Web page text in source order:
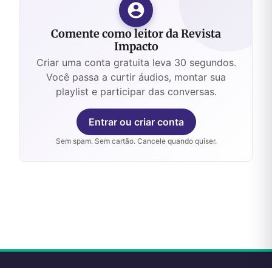
Comente como leitor da Revista
Impacto
Criar uma conta gratuita leva 30 segundos.
Você passa a curtir áudios, montar sua
playlist e participar das conversas.
Entrar ou criar conta
Sem spam. Sem cartão. Cancele quando quiser.